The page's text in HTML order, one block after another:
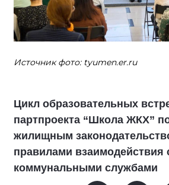
Источник фото: tyumen.er.ru
Цикл образовательных
партпроекта “Школа ЖКХ”
жилищным
правилами взаимодействия
коммунальными службами